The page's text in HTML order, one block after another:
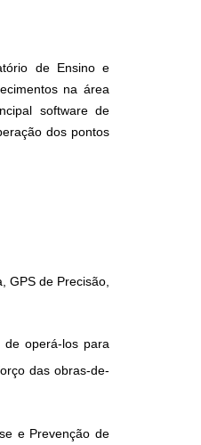
de Ensino e
na área
software de
dos pontos
GPS de Precisão,
de operá-los para
das obras-de-
e Prevenção de